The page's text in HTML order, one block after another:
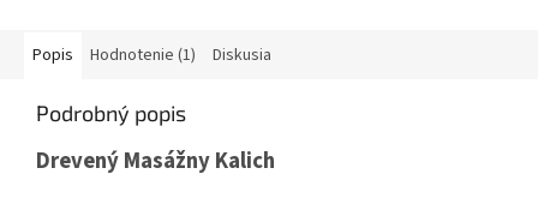
Popis Hodnotenie (1) Diskusia
Podrobný popis
Drevený Masážny Kalich